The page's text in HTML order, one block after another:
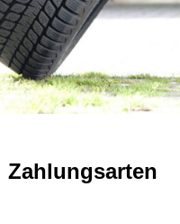
Zahlungsarten